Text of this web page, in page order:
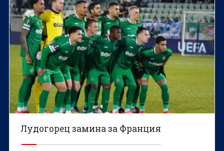
Лудогорец замина за Франция